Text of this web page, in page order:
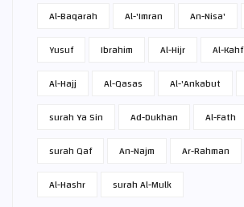
Al-Baqarah Al-'Imran An-Nisa'
Yusuf
Ibrahim Al-Hijr Al-Kahf
Al-Hajj
Al-Qasas Al-'Ankabut
surah Ya Sin
Ad-Dukhan Al-Fath
surah Qaf
An-Najm Ar-Rahman
Al-Hashr
surah Al-Mulk